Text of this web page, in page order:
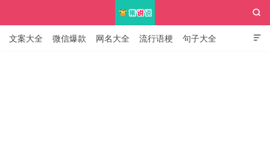

文案大全 微信爆款 网名大全 流行语梗 句子大全
